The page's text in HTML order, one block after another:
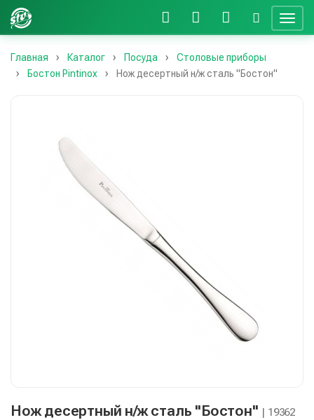
Главная Каталог Посуда
Столовые приборы
Бостон Pintinox
Нож десертный н/ж сталь "Бостон"
Нож десертный н/ж сталь "Бостон" | 19362